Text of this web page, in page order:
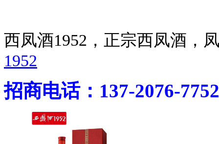
西凤酒1952，正宗西凤酒
1952
招商电话：137-2076-7752